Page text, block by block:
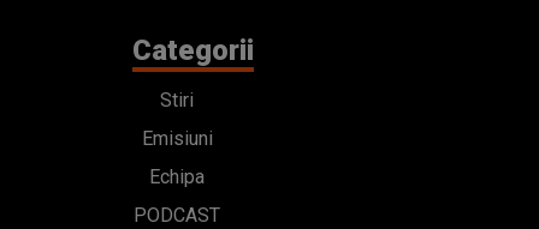
Categorii
Stiri
Emisiuni
Echipa
PODCAST